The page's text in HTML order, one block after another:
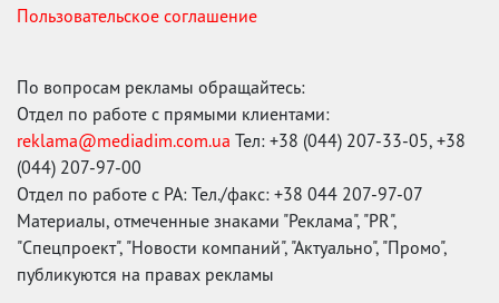
Пользовательское соглашение
По вопросам рекламы обращайтесь:
Отдел по работе с прямыми клиентами:
reklama@mediadim.com.ua Тел: +38 (044) 207-33-05, +38
(044) 207-97-00
Отдел по работе с РА: Тел./факс: +38 044 207-97-07
Материалы, отмеченные знаками "Реклама", "PR",
"Спецпроект", "Новости компаний", "Актуально", "Промо",
публикуются на правах рекламы